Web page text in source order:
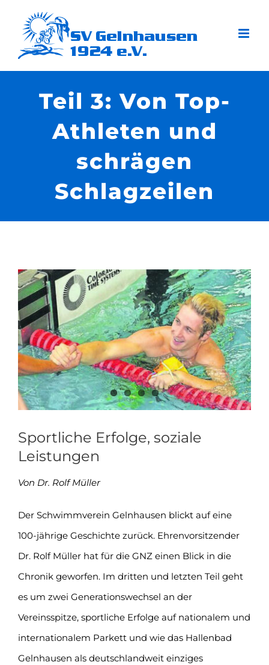
Inhalt
springen
Teil 3: Von Top-
Athleten und
schrägen
Schlagzeilen
Zeige
grösseres
Bild
Sportliche Erfolge, soziale
Leistungen
Von Dr. Rolf Müller
Der Schwimmverein Gelnhausen blickt auf eine
100-jährige Geschichte zurück. Ehrenvorsitzender
Dr. Rolf Müller hat für die GNZ einen Blick in die
Chronik geworfen. Im dritten und letzten Teil geht
es um zwei Generationswechsel an der
Vereinsspitze, sportliche Erfolge auf nationalem und
internationalem Parkett und wie das Hallenbad
Gelnhausen als deutschlandweit einziges